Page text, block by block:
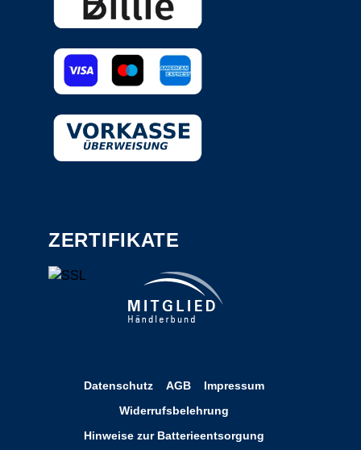
ZERTIFIKATE
Datenschutz AGB
Impressum
Widerrufsbelehrung
Hinweise zur Batterieentsorgung